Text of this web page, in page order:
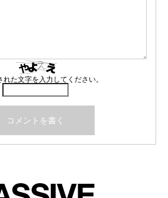
れた文字を入力してください。